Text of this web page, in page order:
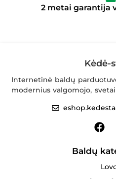
2 metai garantija
Kėdė-
Internetinė baldų
modernius valgomojo,
Baldų